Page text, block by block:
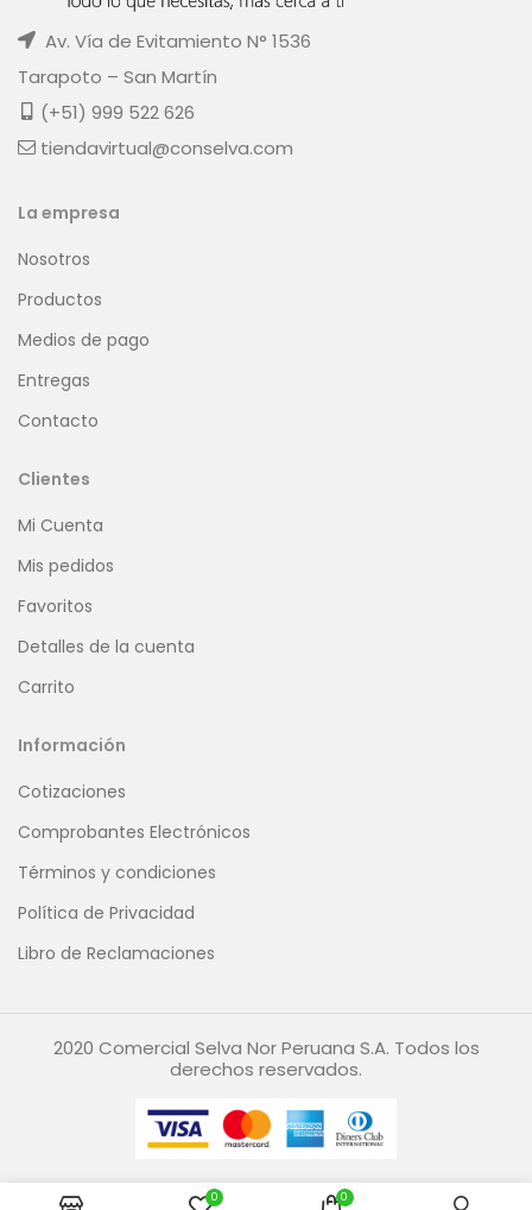
Av. Vía de Evitamiento N° 1536
Tarapoto – San Martín
(+51) 999 522 626
tiendavirtual@conselva.com
La empresa
Nosotros
Productos
Medios de pago
Entregas
Contacto
Clientes
Mi Cuenta
Mis pedidos
Favoritos
Detalles de la cuenta
Carrito
Información
Cotizaciones
Comprobantes Electrónicos
Términos y condiciones
Política de Privacidad
Libro de Reclamaciones
2020 Comercial Selva Nor Peruana S.A. Todos los
derechos reservados.
0 0